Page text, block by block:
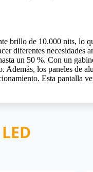
brillo de 10.000 nits, lo
diferentes necesidades
un 50 %. Con un
Además, los paneles de
Esta pantalla